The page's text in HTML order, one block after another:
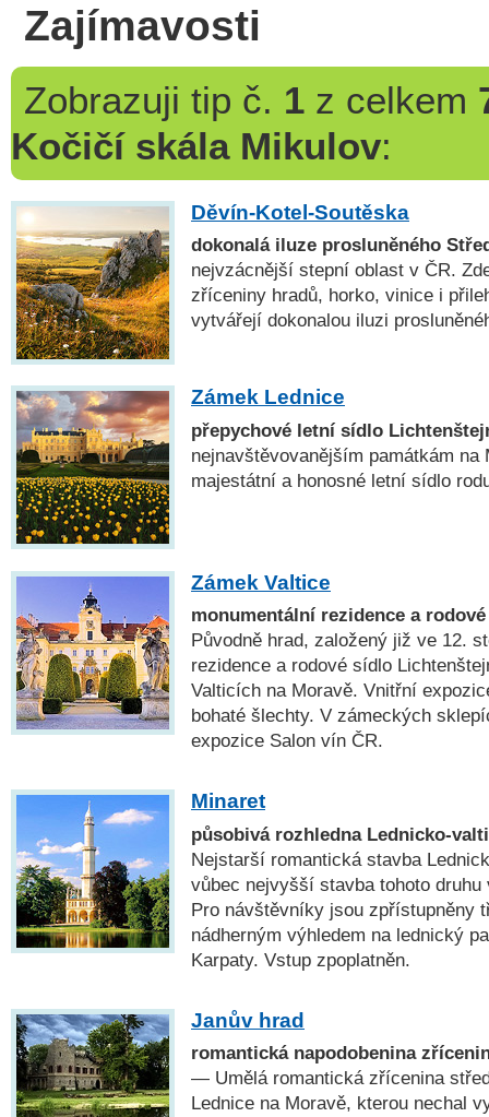
Zajímavosti
Zobrazuji tip č. 1z celkem
Kočičí skála Mikulov:
Děvín-Kotel-Soutěska
dokonalá iluze prosluněného
nejvzácnější stepní oblast v ČR.
zříceniny hradů, horko, vinice i
vytvářejí dokonalou iluzi
Zámek Lednice
přepychové letní sídlo
nejnavštěvovanějším památkám na
majestátní a honosné letní sídlo
Zámek Valtice
monumentální rezidence a
Původně hrad, založený již ve 12.
rezidence a rodové sídlo
Valticích na Moravě. Vnitřní
bohaté šlechty. V zámeckých
expozice Salon vín ČR.
Minaret
působivá rozhledna Lednicko-
Nejstarší romantická stavba
vůbec nejvyšší stavba tohoto
Pro návštěvníky jsou zpřístupněny
nádherným výhledem na lednický
Karpaty. Vstup zpoplatněn.
Janův hrad
romantická napodobenina
— Umělá romantická zřícenina
Lednice na Moravě, kterou nechal